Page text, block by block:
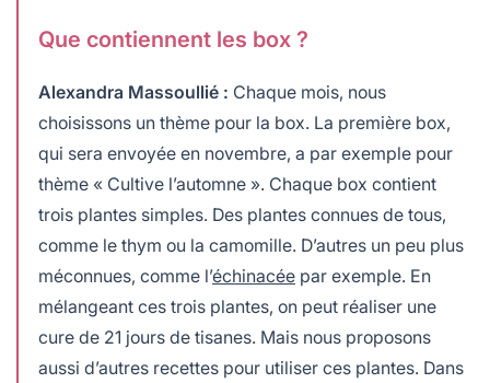
Que contiennent les box ?
Alexandra Massoullié : Chaque mois, nous
choisissons un thème pour la box. La première box,
qui sera envoyée en novembre, a par exemple pour
thème « Cultive l’automne ». Chaque box contient
trois plantes simples. Des plantes connues de tous,
comme le thym ou la camomille. D’autres un peu plus
méconnues, comme l’échinacée par exemple. En
mélangeant ces trois plantes, on peut réaliser une
cure de 21 jours de tisanes. Mais nous proposons
aussi d’autres recettes pour utiliser ces plantes. Dans